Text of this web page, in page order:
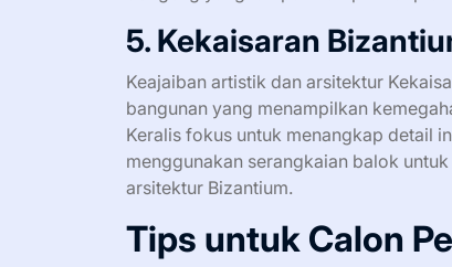
5. Kekaisaran
Keajaiban artistik dan arsitektur
bangunan yang menampilkan
Keralis fokus untuk menangkap detail
menggunakan serangkaian balok
arsitektur Bizantium.
Tips untuk Calon